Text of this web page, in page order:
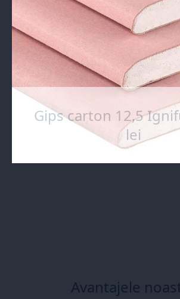
Gips carton 12,5
lei
Avantajele